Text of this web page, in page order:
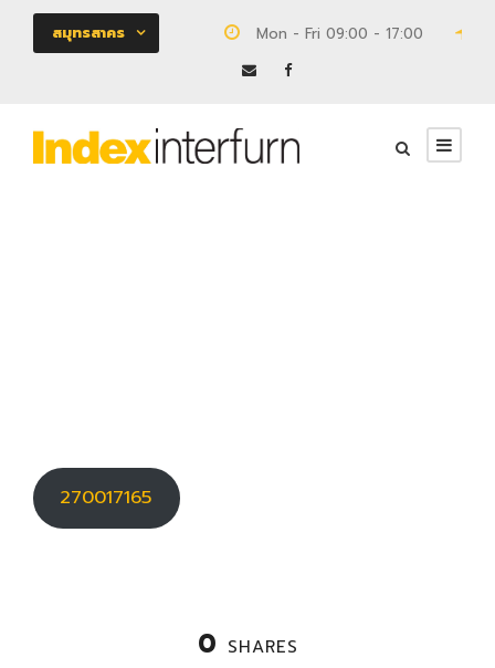
สมุทรสาคร Mon - Fri 09:00 - 17:00
270017165
0 SHARES